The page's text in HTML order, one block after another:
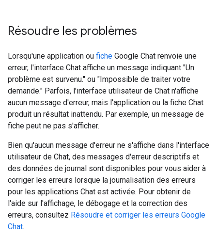
Résoudre les problèmes
Lorsqu'une application ou fiche Google Chat renvoie une
erreur, l'interface Chat affiche un message indiquant "Un
problème est survenu." ou "Impossible de traiter votre
demande." Parfois, l'interface utilisateur de Chat n'affiche
aucun message d'erreur, mais l'application ou la fiche Chat
produit un résultat inattendu. Par exemple, un message de
fiche peut ne pas s'afficher.
Bien qu'aucun message d'erreur ne s'affiche dans l'interface
utilisateur de Chat, des messages d'erreur descriptifs et
des données de journal sont disponibles pour vous aider à
corriger les erreurs lorsque la journalisation des erreurs
pour les applications Chat est activée. Pour obtenir de
l'aide sur l'affichage, le débogage et la correction des
erreurs, consultez Résoudre et corriger les erreurs Google
Chat.